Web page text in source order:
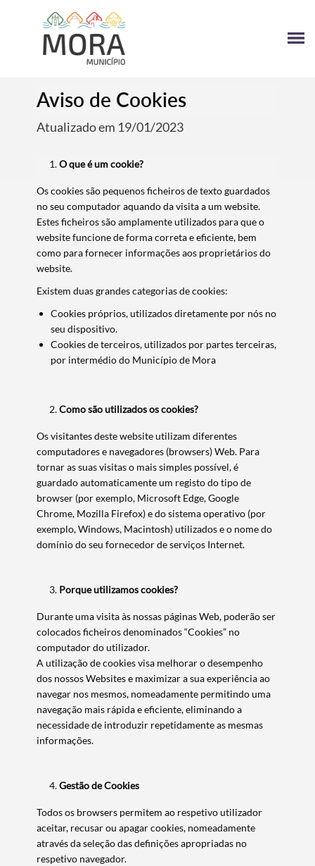
Aviso de Cookies
Atualizado em 19/01/2023
O que é um cookie?
Os cookies são pequenos ficheiros de texto guardados
no seu computador aquando da visita a um website.
Estes ficheiros são amplamente utilizados para que o
website funcione de forma correta e eficiente, bem
como para fornecer informações aos proprietários do
website.
Existem duas grandes categorias de cookies:
Cookies próprios, utilizados diretamente por nós no
seu dispositivo.
Cookies de terceiros, utilizados por partes terceiras,
por intermédio do Município de Mora
Como são utilizados os cookies?
Os visitantes deste website utilizam diferentes
computadores e navegadores (browsers) Web. Para
tornar as suas visitas o mais simples possível, é
guardado automaticamente um registo do tipo de
browser (por exemplo, Microsoft Edge, Google
Chrome, Mozilla Firefox) e do sistema operativo (por
exemplo, Windows, Macintosh) utilizados e o nome do
domínio do seu fornecedor de serviços Internet.
Porque utilizamos cookies?
Durante uma visita às nossas páginas Web, poderão ser
colocados ficheiros denominados “Cookies” no
computador do utilizador.
A utilização de cookies visa melhorar o desempenho
dos nossos Websites e maximizar a sua experiência ao
navegar nos mesmos, nomeadamente permitindo uma
navegação mais rápida e eficiente, eliminando a
necessidade de introduzir repetidamente as mesmas
informações.
Gestão de Cookies
Todos os browsers permitem ao respetivo utilizador
aceitar, recusar ou apagar cookies, nomeadamente
através da seleção das definições apropriadas no
respetivo navegador.